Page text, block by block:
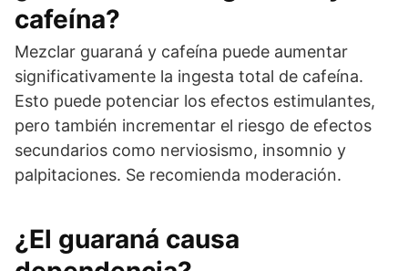
cafeína?
Mezclar guaraná y cafeína puede aumentar
significativamente la ingesta total de cafeína.
Esto puede potenciar los efectos estimulantes,
pero también incrementar el riesgo de efectos
secundarios como nerviosismo, insomnio y
palpitaciones. Se recomienda moderación.
¿El guaraná causa